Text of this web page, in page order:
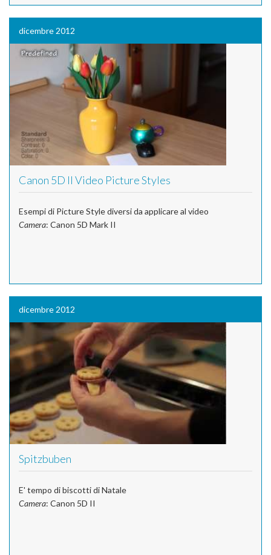
dicembre 2012
Canon 5D II Video Picture Styles
Esempi di Picture Style diversi da applicare al video
Camera: Canon 5D Mark II
dicembre 2012
Spitzbuben
E' tempo di biscotti di Natale
Camera: Canon 5D II